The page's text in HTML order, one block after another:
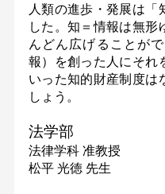
人類の進歩・発展は「
した。知＝情報は無形
んどん広げることが
報）を創った人にそれ
いった知的財産制度は
しょう。
法学部
法律学科 准教授
松平 光徳 先生